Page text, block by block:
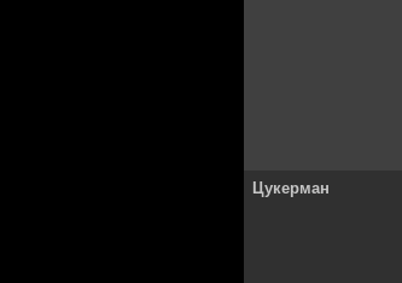
Цукерман